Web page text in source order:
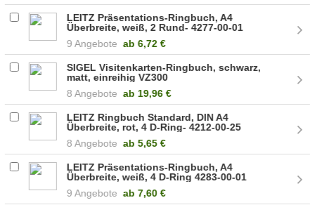
LEITZ Präsentations-Ringbuch, A4
Überbreite, weiß, 2 Rund- 4277-00-01
9 Angebote ab 6,72 €
SIGEL Visitenkarten-Ringbuch, schwarz,
matt, einreihig VZ300
8 Angebote ab 19,96 €
LEITZ Ringbuch Standard, DIN A4
Überbreite, rot, 4 D-Ring- 4212-00-25
8 Angebote ab 5,65 €
LEITZ Präsentations-Ringbuch, A4
Überbreite, weiß, 4 D-Ring 4283-00-01
9 Angebote ab 7,60 €